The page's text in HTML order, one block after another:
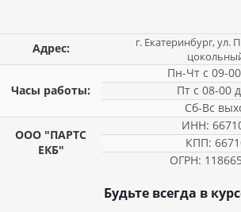
Адрес:
г. Екатеринбург, ул.
Часы работы:
Пн-Чт с 09-
Пт с 08-00
Сб-Вс
ООО "ПАРТС
ЕКБ"
ИНН:
КПП:
ОГРН:
Будьте всегда в